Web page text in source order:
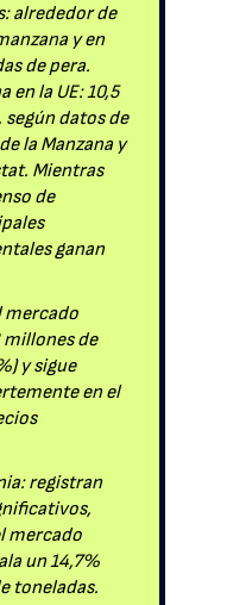
alrededor de
y en
de pera.
en la UE: 10,5
datos de
la Manzana y
Mientras
de
ganan
mercado
de
y sigue
en el
registran
mercado
un 14,7%
toneladas.